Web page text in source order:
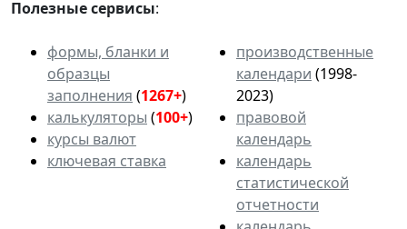
Полезные сервисы:
формы, бланки и
образцы
заполнения (1267+)
калькуляторы (100+)
курсы валют
ключевая ставка
производственные
календари (1998-
2023)
правовой
календарь
календарь
статистической
отчетности